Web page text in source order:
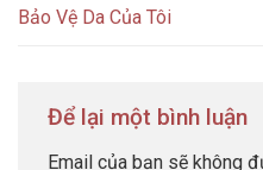
Bảo Vệ Da Của Tôi
Để lại một bình luận
Email của bạn sẽ không